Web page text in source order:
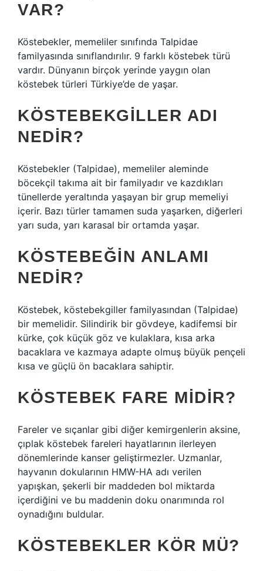
VAR?
Köstebekler, memeliler sınıfında Talpidae
familyasında sınıflandırılır. 9 farklı köstebek türü
vardır. Dünyanın birçok yerinde yaygın olan
köstebek türleri Türkiye’de de yaşar.
KÖSTEBEKGILLER ADI
NEDIR?
Köstebekler (Talpidae), memeliler aleminde
böcekçil takıma ait bir familyadır ve kazdıkları
tünellerde yeraltında yaşayan bir grup memeliyi
içerir. Bazı türler tamamen suda yaşarken, diğerleri
yarı suda, yarı karasal bir ortamda yaşar.
KÖSTEBEĞIN ANLAMI
NEDIR?
Köstebek, köstebekgiller familyasından (Talpidae)
bir memelidir. Silindirik bir gövdeye, kadifemsi bir
kürke, çok küçük göz ve kulaklara, kısa arka
bacaklara ve kazmaya adapte olmuş büyük pençeli
kısa ve güçlü ön bacaklara sahiptir.
KÖSTEBEK FARE MIDIR?
Fareler ve sıçanlar gibi diğer kemirgenlerin aksine,
çıplak köstebek fareleri hayatlarının ilerleyen
dönemlerinde kanser geliştirmezler. Uzmanlar,
hayvanın dokularının HMW-HA adı verilen
yapışkan, şekerli bir maddeden bol miktarda
içerdiğini ve bu maddenin doku onarımında rol
oynadığını buldular.
KÖSTEBEKLER KÖR MÜ?